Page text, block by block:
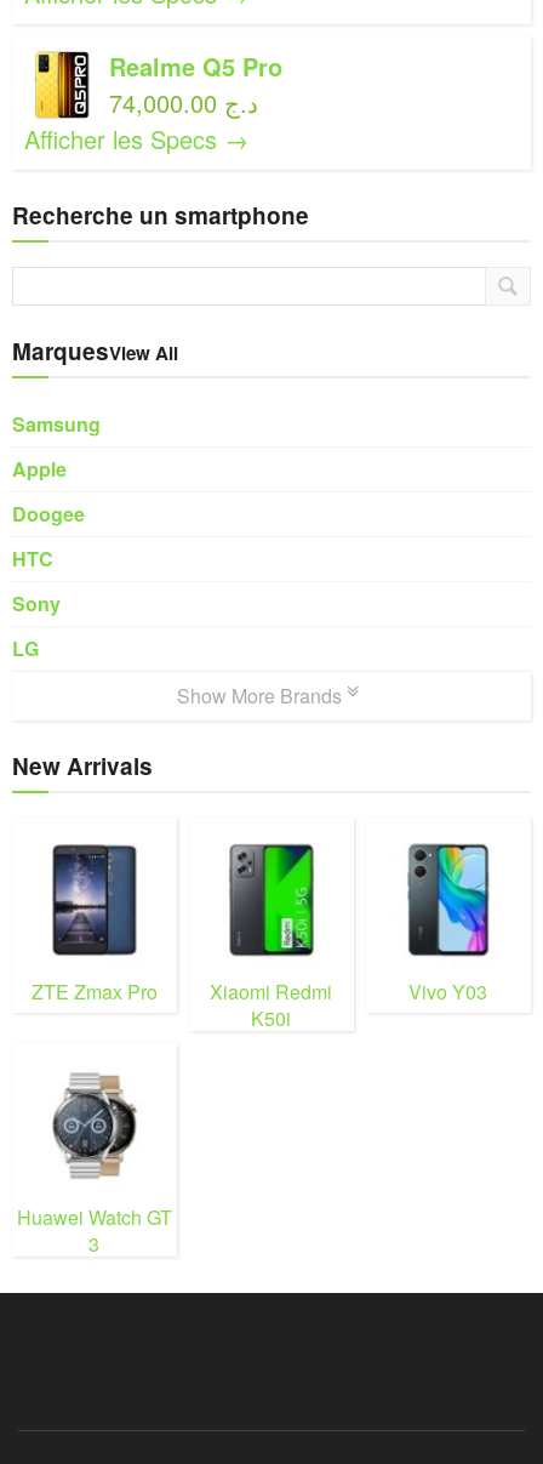
Realme Q5 Pro
74,000.00 د.ج
Afficher les Specs →
Recherche un smartphone
MarquesView All
Samsung
Apple
Doogee
HTC
Sony
LG
Show More Brands
New Arrivals
ZTE Zmax Pro
Xiaomi Redmi
K50i
Vivo Y03
Huawei Watch GT
3